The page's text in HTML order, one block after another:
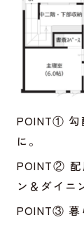
POINT① 勾
に。
POINT② 配
ン＆ダイニ
POINT③ 暮